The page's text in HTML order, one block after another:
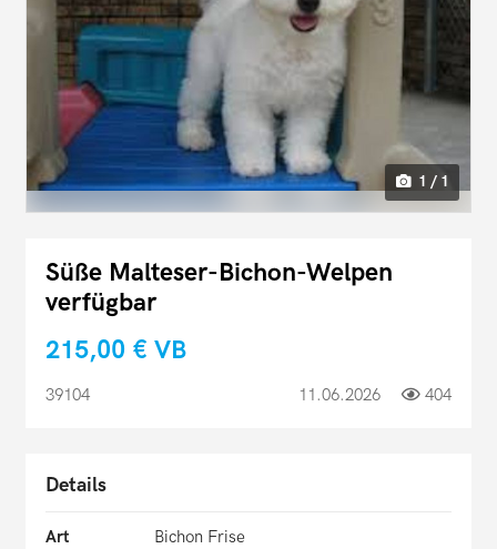
1 / 1
Süße Malteser-Bichon-Welpen
verfügbar
215,00 € VB
39104 11.06.2026 404
Details
Art
Bichon Frise